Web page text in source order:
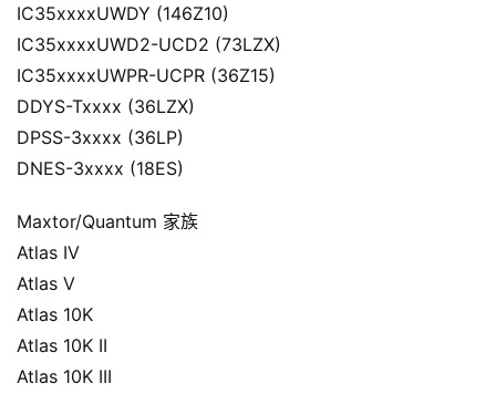
IC35xxxxUWDY (146Z10)
IC35xxxxUWD2-UCD2 (73LZX)
IC35xxxxUWPR-UCPR (36Z15)
DDYS-Txxxx (36LZX)
DPSS-3xxxx (36LP)
DNES-3xxxx (18ES)
Maxtor/Quantum 家族
Atlas IV
Atlas V
Atlas 10K
Atlas 10K II
Atlas 10K III